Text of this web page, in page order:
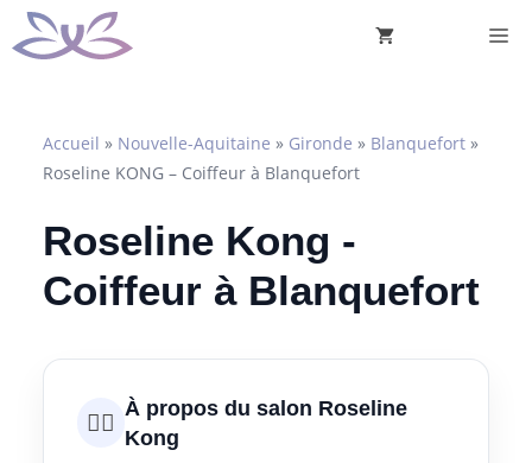
Aller
au
Accueil » Nouvelle-Aquitaine » Gironde » Blanquefort »
Roseline KONG – Coiffeur à Blanquefort
Roseline Kong -
Coiffeur à Blanquefort
💇‍♀️ À propos du salon Roseline
Kong